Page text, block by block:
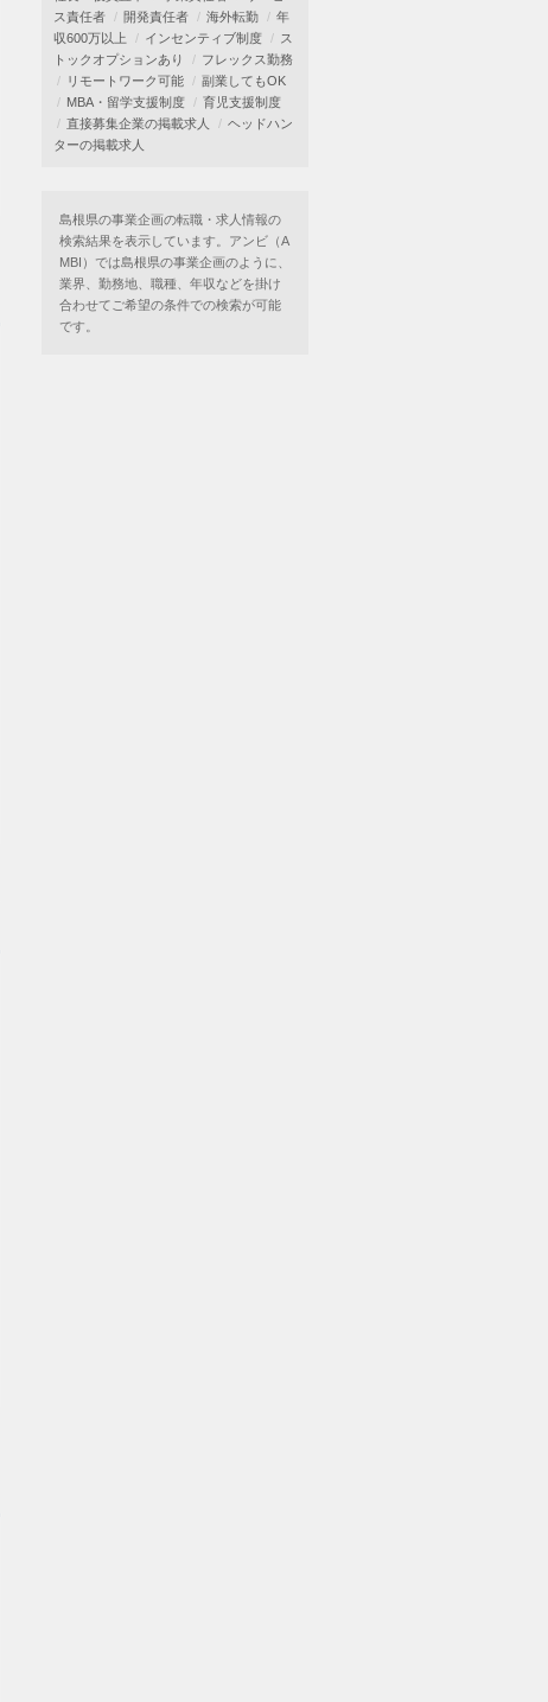
ス責任者
開発責任者 海外転勤
年
収600万以上
インセンティブ制度
ス
トックオプションあり
フレックス勤務
リモートワーク可能
副業してもOK
MBA・留学支援制度
育児支援制度
直接募集企業の掲載求人
ヘッドハン
ターの掲載求人
島根県の事業企画の転職・求人情報の
検索結果を表示しています。アンビ（A
MBI）では島根県の事業企画のように、
業界、勤務地、職種、年収などを掛け
合わせてご希望の条件での検索が可能
です。